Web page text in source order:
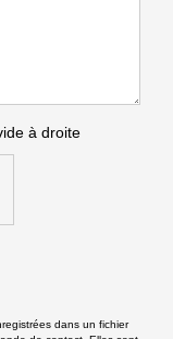
à droite
dans un fichier